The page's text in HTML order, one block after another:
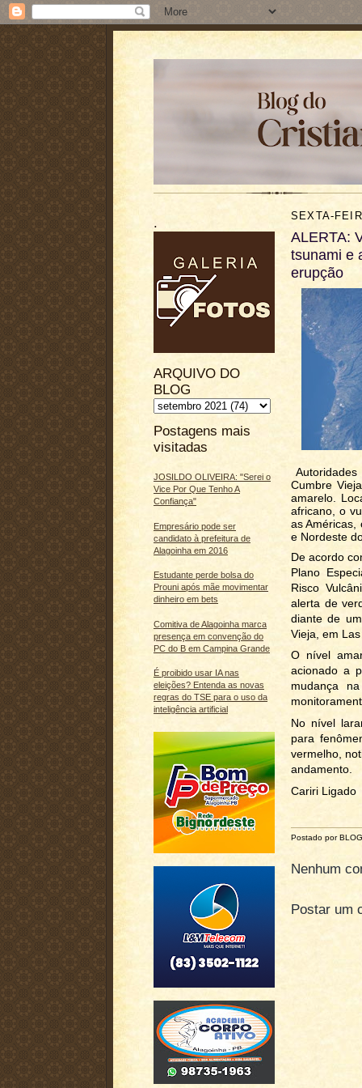
.
ARQUIVO DO
BLOG
Postagens mais
visitadas
JOSILDO OLIVEIRA: "Serei o
Vice Por Que Tenho A
Confiança"
Empresário pode ser
candidato à prefeitura de
Alagoinha em 2016
Estudante perde bolsa do
Prouni após mãe movimentar
dinheiro em bets
Comitiva de Alagoinha marca
presença em convenção do
PC do B em Campina Grande
É proibido usar IA nas
eleições? Entenda as novas
regras do TSE para o uso da
inteligência artificial
SEXTA-
ALERTA:
tsunami e
erupção
Cumbre
amarelo.
africano, o
as Américas,
e Nordeste
De acordo
Plano
Risco
alerta de
diante de
Vieja, em
O nível
acionado a
mudança
No nível
para
vermelho,
andamento.
Cariri Ligado
Postado por
Nenhum
Postar um